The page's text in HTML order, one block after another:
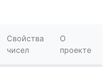
Свойства
чисел
О
проекте